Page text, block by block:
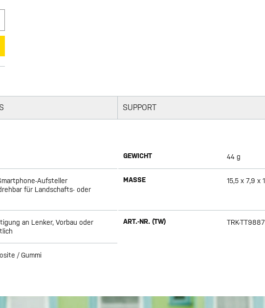
SUPPORT
GEWICHT 44 g
Aufsteller
für Landschafts- oder
MASSE 15,5 x 7,9 x
an Lenker, Vorbau oder
ART.-NR. (TW) TRK-
/ Gummi